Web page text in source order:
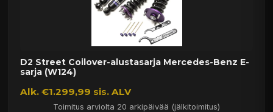
D2 Street Coilover-alustasarja Mercedes-Benz E-
sarja (W124)
Alk. €1.299,99 sis. ALV
Toimitus arviolta 20 arkipäivää (jälkitoimitus)